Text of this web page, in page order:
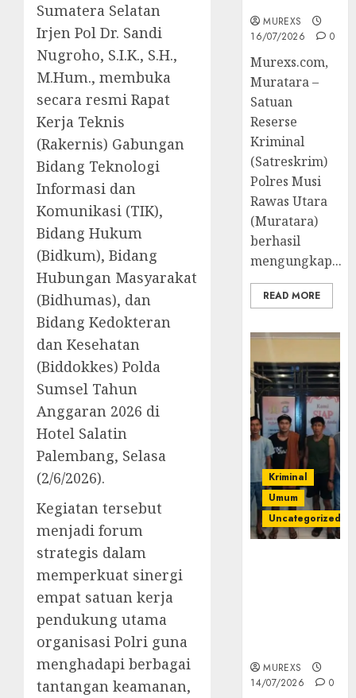
Sumatera Selatan
Irjen Pol Dr. Sandi
Nugroho, S.I.K., S.H.,
M.Hum., membuka
secara resmi Rapat
Kerja Teknis
(Rakernis) Gabungan
Bidang Teknologi
Informasi dan
Komunikasi (TIK),
Bidang Hukum
(Bidkum), Bidang
Hubungan Masyarakat
(Bidhumas), dan
Bidang Kedokteran
dan Kesehatan
(Biddokkes) Polda
Sumsel Tahun
Anggaran 2026 di
Hotel Salatin
Palembang, Selasa
(2/6/2026).
Kegiatan tersebut
menjadi forum
strategis dalam
memperkuat sinergi
empat satuan kerja
pendukung utama
organisasi Polri guna
menghadapi berbagai
tantangan keamanan,
MUREXS
16/07/2026
0
Murexs.com,
Muratara –
Satuan
Reserse
Kriminal
(Satreskrim)
Polres Musi
Rawas Utara
(Muratara)
berhasil
mengungkap...
READ MORE
Kriminal
Umum
Uncategorized
MUREXS
14/07/2026
0